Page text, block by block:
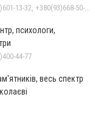
психологи,
44-77
весь спектр